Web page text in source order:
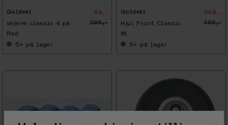
Goldski
skjerm classic 4 pk
49,-
299,-
Red
5+ på lager
Goldski
Hjul Front Classic
349,-
499,-
#1
5+ på lager